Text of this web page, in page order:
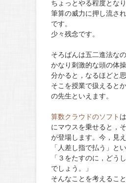
ちょっとやる程度となり
筆算の威力に押し流さ
です。
少々残念です。
そろばんは五二進法な
かなり刺激的な頭の体
分かると，なるほどと
そこを授業で扱えると
の先生といえます。
算数クラウドのソフト
にマウスを乗せると，
が登場します。今，見
「人差し指で払う」と
「３をたすのに，どう
でしょう。」
そんなことを考えるこ